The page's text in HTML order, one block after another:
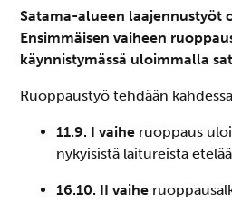
Satama-alueen laajennustyöt
Ensimmäisen vaiheen
käynnistymässä uloimmalla
Ruoppaustyö tehdään
11.9. I vaihe ruoppaus
nykyisistä laitureista
16.10. II vaihe